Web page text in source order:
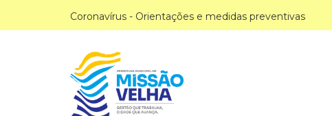
Coronavírus - Orientações e medidas preventivas